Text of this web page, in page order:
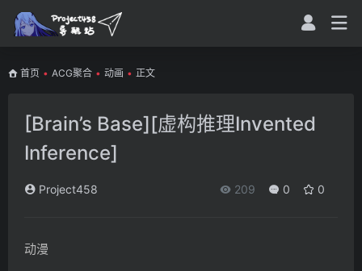
首页 • ACG聚合 • 动画 • 正文
[Brain’s Base][虚构推理Invented
Inference]
Project458 209 0 0
动漫